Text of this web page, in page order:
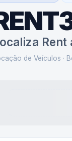
Rent
de Veículos ·